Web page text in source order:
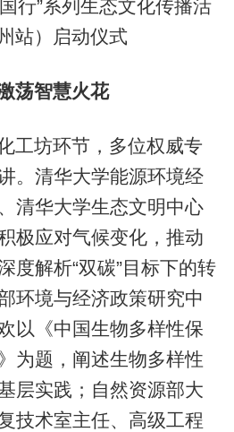
行”系列生态文化传播活
站）启动仪式
荡智慧火花
工坊环节，多位权威专
。清华大学能源环境经
清华大学生态文明中心
极应对气候变化，推动
度解析“双碳”目标下的转
环境与经济政策研究中
以《中国生物多样性保
为题，阐述生物多样性
层实践；自然资源部大
技术室主任、高级工程